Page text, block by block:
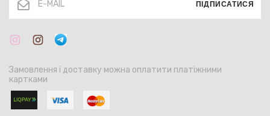
ПІДПИСАТИСЯ
Замовлення і доставку можна оплатити платіжними
картками